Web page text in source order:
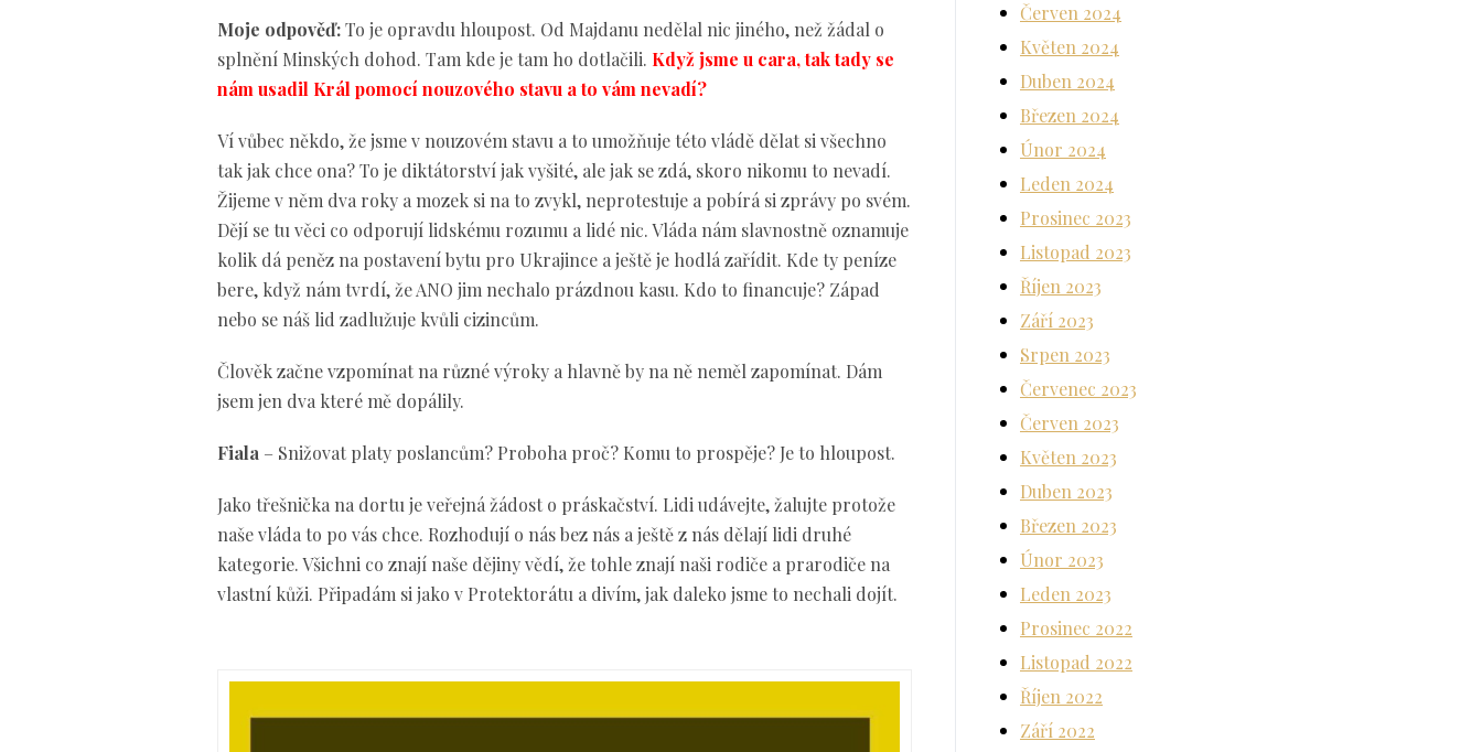
Moje odpověď:To je opravdu hloupost. Od Majdanu nedělal nic jiného, než žádal o
splnění Minských dohod. Tam kde je tam ho dotlačili. Když jsme u cara, tak tady se
nám usadil Král pomocí nouzového stavu a to vám nevadí?
Ví vůbec někdo, že jsme v nouzovém stavu a to umožňuje této vládě dělat si všechno
tak jak chce ona? To je diktátorství jak vyšité, ale jak se zdá, skoro nikomu to nevadí.
Žijeme v něm dva roky a mozek si na to zvykl, neprotestuje a pobírá si zprávy po svém.
Dějí se tu věci co odporují lidskému rozumu a lidé nic. Vláda nám slavnostně oznamuje
kolik dá peněz na postavení bytu pro Ukrajince a ještě je hodlá zařídit. Kde ty peníze
bere, když nám tvrdí, že ANO jim nechalo prázdnou kasu. Kdo to financuje? Západ
nebo se náš lid zadlužuje kvůli cizincům.
Člověk začne vzpomínat na různé výroky a hlavně by na ně neměl zapomínat. Dám
jsem jen dva které mě dopálily.
Fiala – Snižovat platy poslancům? Proboha proč? Komu to prospěje? Je to hloupost.
Jako třešnička na dortu je veřejná žádost o práskačství. Lidi udávejte, žalujte protože
naše vláda to po vás chce. Rozhodují o nás bez nás a ještě z nás dělají lidi druhé
kategorie. Všichni co znají naše dějiny vědí, že tohle znají naši rodiče a prarodiče na
vlastní kůži. Připadám si jako v Protektorátu a divím, jak daleko jsme to nechali dojít.
Červen 2024
Květen 2024
Duben 2024
Březen 2024
Únor 2024
Leden 2024
Prosinec 2023
Listopad 2023
Říjen 2023
Září 2023
Srpen 2023
Červenec 2023
Červen 2023
Květen 2023
Duben 2023
Březen 2023
Únor 2023
Leden 2023
Prosinec 2022
Listopad 2022
Říjen 2022
Září 2022